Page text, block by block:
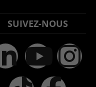
SUIVEZ-NOUS